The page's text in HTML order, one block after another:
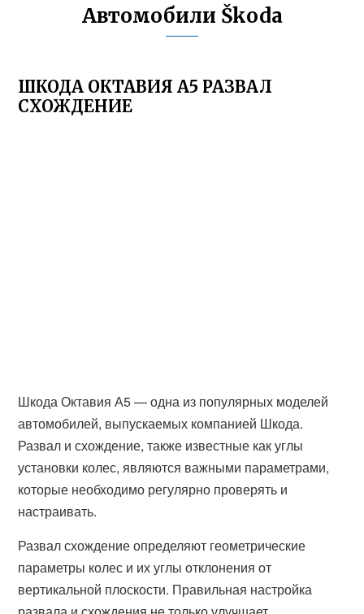
Автомобили Škoda
ШКОДА ОКТАВИЯ А5 РАЗВАЛ
СХОЖДЕНИЕ
Шкода Октавия А5 — одна из популярных моделей
автомобилей, выпускаемых компанией Шкода.
Развал и схождение, также известные как углы
установки колес, являются важными параметрами,
которые необходимо регулярно проверять и
настраивать.
Развал схождение определяют геометрические
параметры колес и их углы отклонения от
вертикальной плоскости. Правильная настройка